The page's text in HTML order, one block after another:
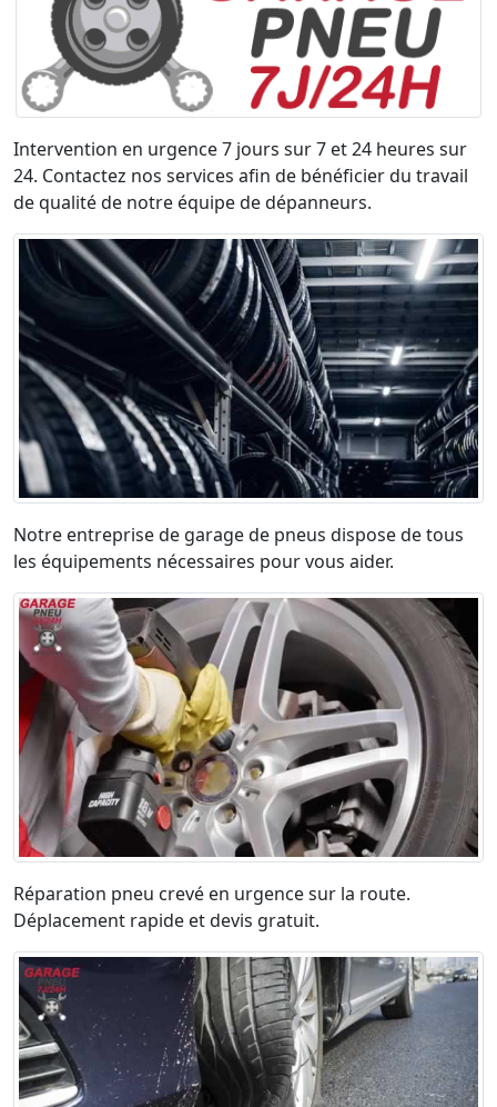
Intervention en urgence 7 jours sur 7 et 24 heures sur
24. Contactez nos services afin de bénéficier du travail
de qualité de notre équipe de dépanneurs.
Notre entreprise de garage de pneus dispose de tous
les équipements nécessaires pour vous aider.
Réparation pneu crevé en urgence sur la route.
Déplacement rapide et devis gratuit.